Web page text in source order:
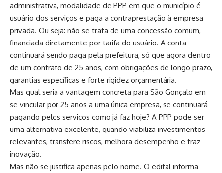
administrativa, modalidade de PPP em que o município é
usuário dos serviços e paga a contraprestação à empresa
privada. Ou seja: não se trata de uma concessão comum,
financiada diretamente por tarifa do usuário. A conta
continuará sendo paga pela prefeitura, só que agora dentro
de um contrato de 25 anos, com obrigações de longo prazo,
garantias específicas e forte rigidez orçamentária.
Mas qual seria a vantagem concreta para São Gonçalo em
se vincular por 25 anos a uma única empresa, se continuará
pagando pelos serviços como já faz hoje? A PPP pode ser
uma alternativa excelente, quando viabiliza investimentos
relevantes, transfere riscos, melhora desempenho e traz
inovação.
Mas não se justifica apenas pelo nome. O edital informa